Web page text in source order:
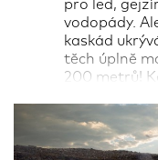
pro led,
vodopády.
kaskád
těch úplně
200 metrů!
horských
klimatu s
četnými
množství